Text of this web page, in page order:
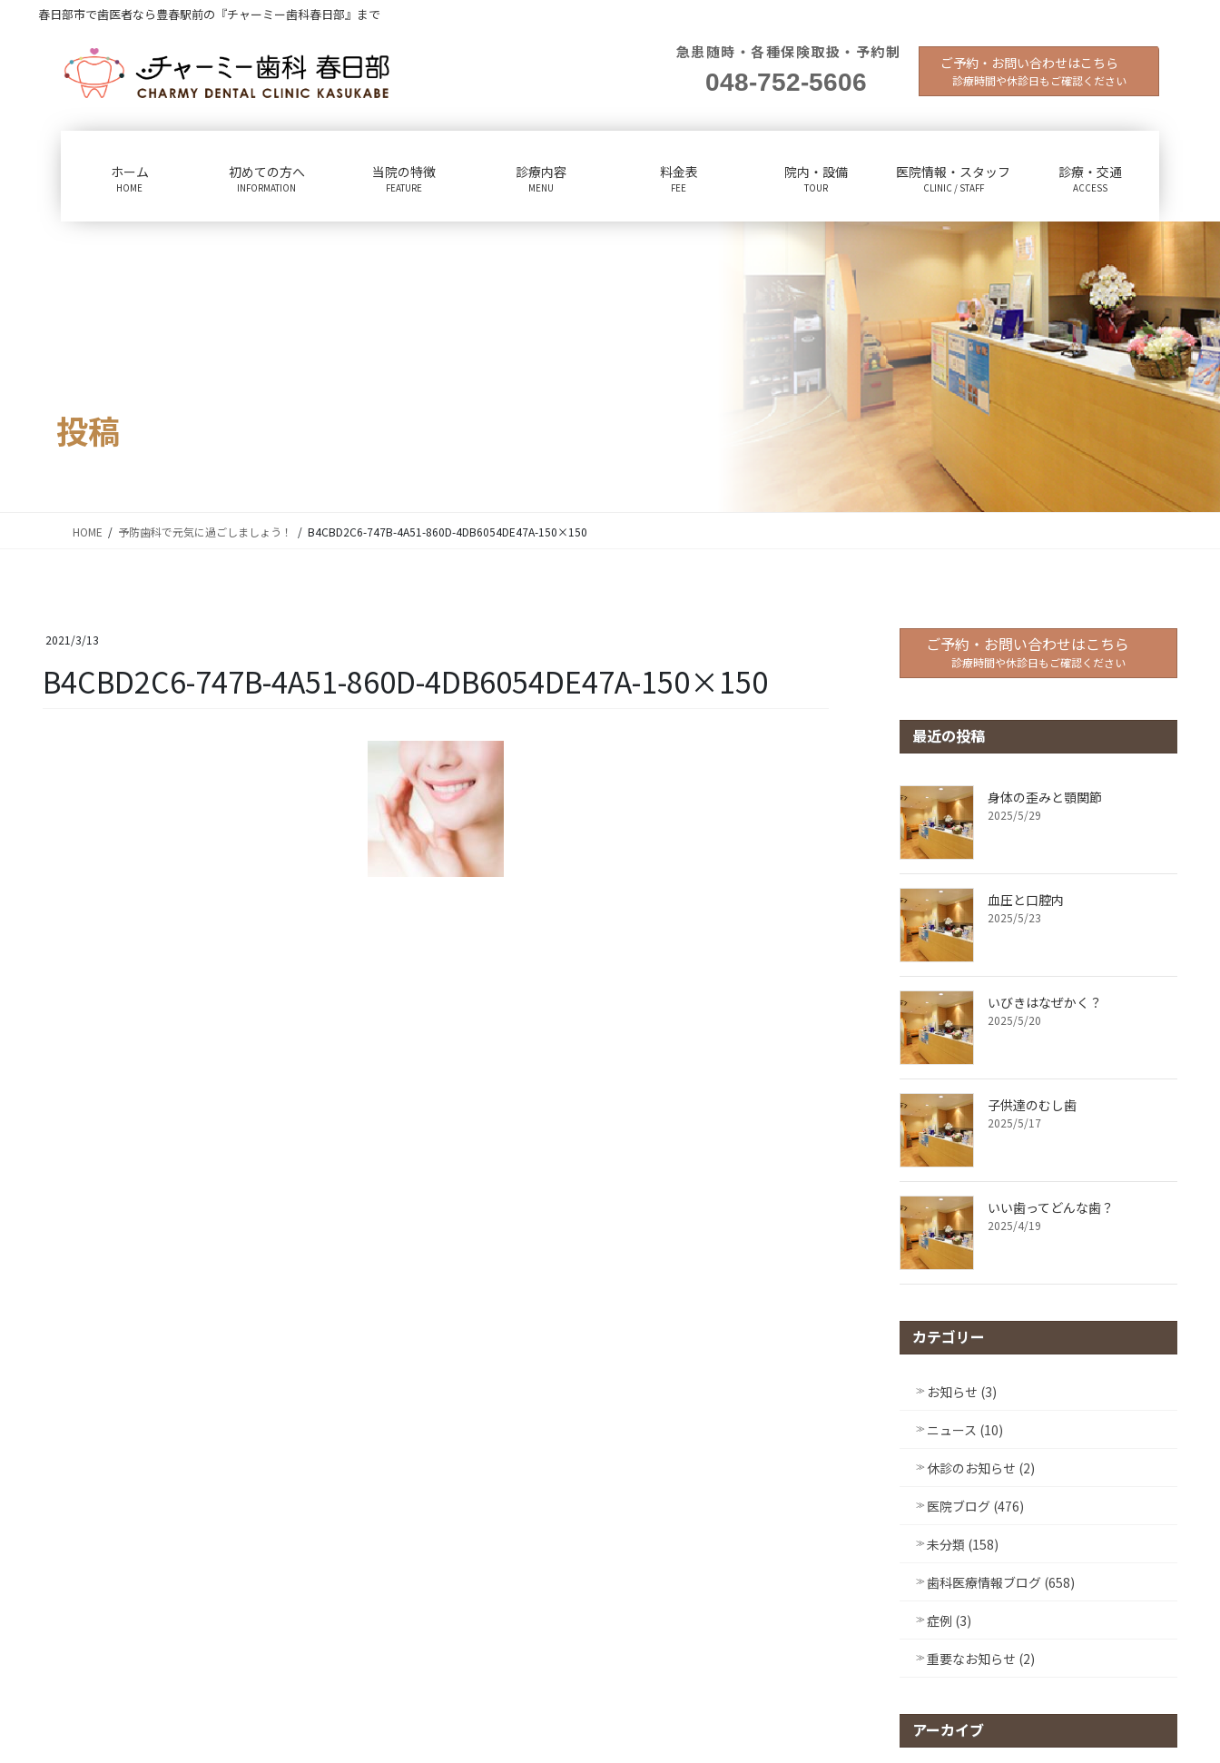
春日部市で歯医者なら豊春駅前の『チャーミー歯科春日部』まで
急患随時・各種保険取扱・予約制
048-752-5606
ご予約・お問い合わせはこちら
診療時間や休診日もご確認ください
ホーム
HOME
初めての方へ
INFORMATION
当院の特徴
FEATURE
診療内容
MENU
料金表
FEE
院内・設備
TOUR
医院情報・スタッフ
CLINIC / STAFF
診療・交通
ACCESS
投稿
HOME 予防歯科で元気に過ごしましょう！ B4CBD2C6-747B-4A51-860D-4DB6054DE47A-150×150
2021/3/13
B4CBD2C6-747B-4A51-860D-4DB6054DE47A-150×150
ご予約・お問い合わせはこちら
診療時間や休診日もご確認ください
最近の投稿
身体の歪みと顎関節
2025/5/29
血圧と口腔内
2025/5/23
いびきはなぜかく？
2025/5/20
子供達のむし歯
2025/5/17
いい歯ってどんな歯？
2025/4/19
カテゴリー
お知らせ (3)
ニュース (10)
休診のお知らせ (2)
医院ブログ (476)
未分類 (158)
歯科医療情報ブログ (658)
症例 (3)
重要なお知らせ (2)
アーカイブ